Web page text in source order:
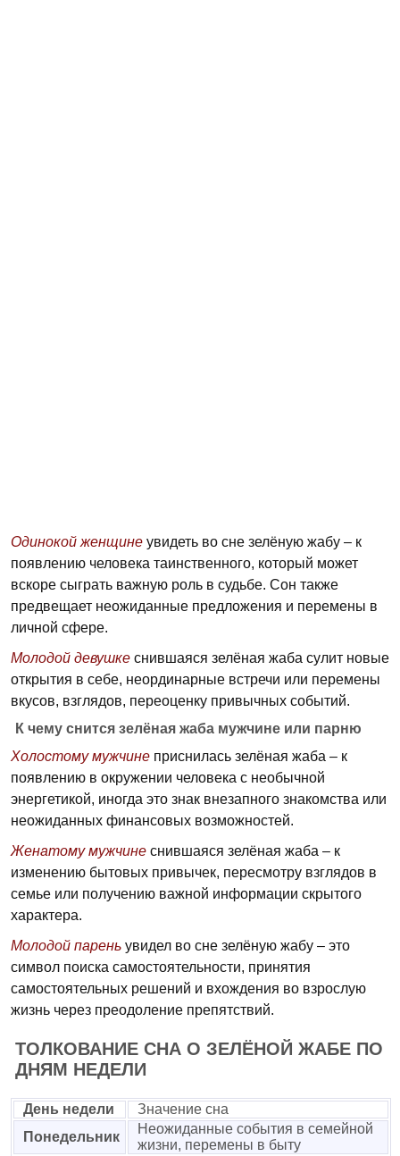
Одинокой женщине увидеть во сне зелёную жабу – к
появлению человека таинственного, который может
вскоре сыграть важную роль в судьбе. Сон также
предвещает неожиданные предложения и перемены в
личной сфере.
Молодой девушке снившаяся зелёная жаба сулит новые
открытия в себе, неординарные встречи или перемены
вкусов, взглядов, переоценку привычных событий.
К чему снится зелёная жаба мужчине или парню
Холостому мужчине приснилась зелёная жаба – к
появлению в окружении человека с необычной
энергетикой, иногда это знак внезапного знакомства или
неожиданных финансовых возможностей.
Женатому мужчине снившаяся зелёная жаба – к
изменению бытовых привычек, пересмотру взглядов в
семье или получению важной информации скрытого
характера.
Молодой парень увидел во сне зелёную жабу – это
символ поиска самостоятельности, принятия
самостоятельных решений и вхождения во взрослую
жизнь через преодоление препятствий.
ТОЛКОВАНИЕ СНА О ЗЕЛЁНОЙ ЖАБЕ ПО
ДНЯМ НЕДЕЛИ
День недели
Значение сна
Понедельник
Неожиданные события в семейной
жизни, перемены в быту